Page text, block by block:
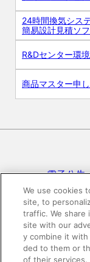
24時間換気シス
簡易設計見積ソ
R&Dセンター環
商品マスター申
電子公告
SNSコミュニ
We use cookies
site, to
traffic. We share
site with our
y combine it
ded to them or
of their services.